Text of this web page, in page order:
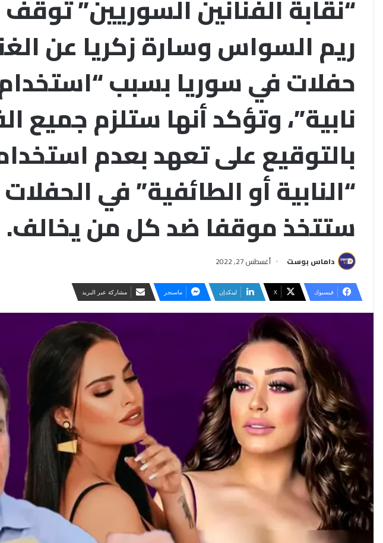
“نقابة الفنانين السوريين”
ريم السواس وسارة زكريا عن
حفلات في سوريا بسبب
نابية”، وتؤكد أنها ستلزم جميع
بالتوقيع على تعهد بعدم
“النابية أو الطائفية” في
ستتخذ موقفا ضد كل من يخالف.
داماس بوست أغسطس 27, 2022
فيسبوك ‫X لينكدإن ماسنجر مشاركة عبر البريد